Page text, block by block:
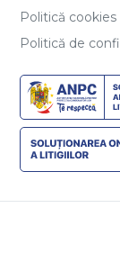
Politică cookies
Politică de